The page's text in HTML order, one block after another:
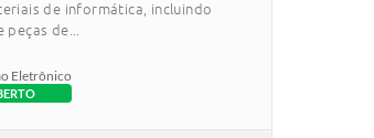
de informática, incluindo
de...
Eletrônico